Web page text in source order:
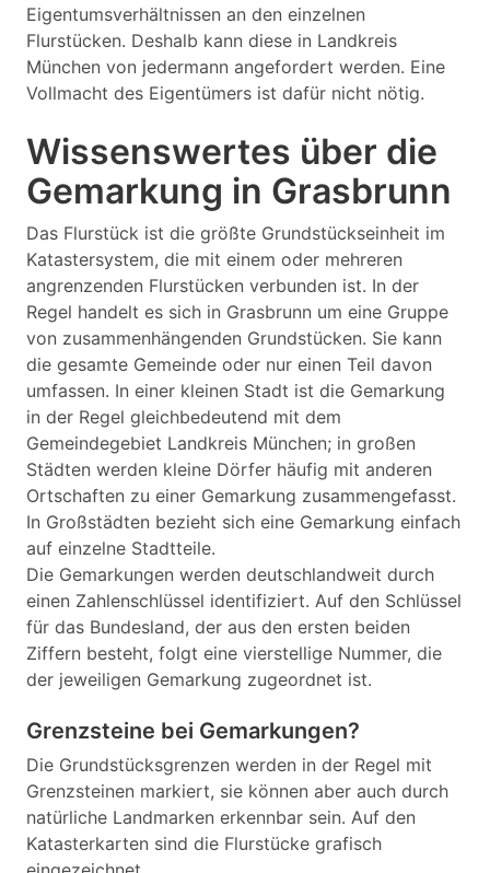
Eigentumsverhältnissen an den einzelnen
Flurstücken. Deshalb kann diese in Landkreis
München von jedermann angefordert werden. Eine
Vollmacht des Eigentümers ist dafür nicht nötig.
Wissenswertes über die
Gemarkung in Grasbrunn
Das Flurstück ist die größte Grundstückseinheit im
Katastersystem, die mit einem oder mehreren
angrenzenden Flurstücken verbunden ist. In der
Regel handelt es sich in Grasbrunn um eine Gruppe
von zusammenhängenden Grundstücken. Sie kann
die gesamte Gemeinde oder nur einen Teil davon
umfassen. In einer kleinen Stadt ist die Gemarkung
in der Regel gleichbedeutend mit dem
Gemeindegebiet Landkreis München; in großen
Städten werden kleine Dörfer häufig mit anderen
Ortschaften zu einer Gemarkung zusammengefasst.
In Großstädten bezieht sich eine Gemarkung einfach
auf einzelne Stadtteile.
Die Gemarkungen werden deutschlandweit durch
einen Zahlenschlüssel identifiziert. Auf den Schlüssel
für das Bundesland, der aus den ersten beiden
Ziffern besteht, folgt eine vierstellige Nummer, die
der jeweiligen Gemarkung zugeordnet ist.
Grenzsteine bei Gemarkungen?
Die Grundstücksgrenzen werden in der Regel mit
Grenzsteinen markiert, sie können aber auch durch
natürliche Landmarken erkennbar sein. Auf den
Katasterkarten sind die Flurstücke grafisch